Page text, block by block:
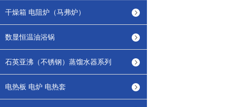
干燥箱 电阻炉（马弗炉）
数显恒温油浴锅
石英亚沸（不锈钢）蒸馏水器系列
电热板 电炉 电热套